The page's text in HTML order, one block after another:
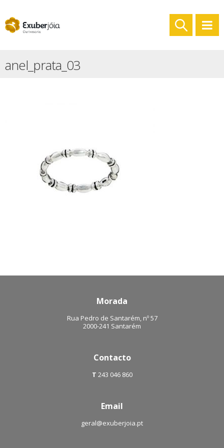
anel_prata_03
Morada
Rua Pedro de Santarém, nº 57
2000-241 Santarém
Contacto
T 243 046 860
Email
geral@exuberjoia.pt